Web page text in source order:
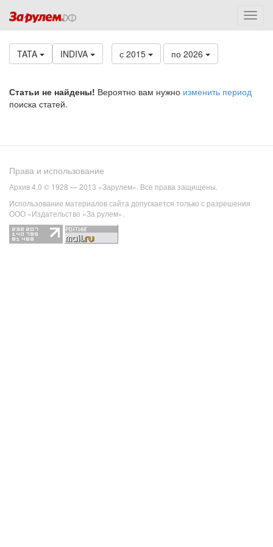
TATA INDIVA с 2015 по 2026
Статьи не найдены! Вероятно вам нужно изменить период
поиска статей.
Права и использование
Архив 4.0 © 1928 — 2013 «Зарулем». Все права защищены.
Использование материалов сайта допускается только с разрешения
ООО «Издательство «За рулем».